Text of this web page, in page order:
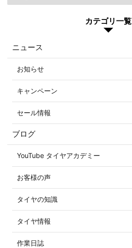
カテゴリ一覧
ニュース
お知らせ
キャンペーン
セール情報
ブログ
YouTube タイヤアカデミー
お客様の声
タイヤの知識
タイヤ情報
作業日誌